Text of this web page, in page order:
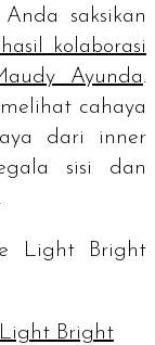
saksikan
kolaborasi
Ayunda.
cahaya
dari inner
sisi dan
Bright